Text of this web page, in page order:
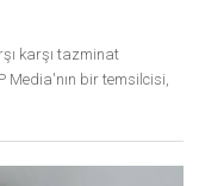
karşı tazminat
Media'nın bir temsilcisi,